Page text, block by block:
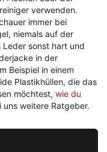
verwenden.
immer bei
niemals auf der
sonst hart und
in der
Beispiel in einem
Plastikhüllen, die das
möchtest, wie du
weitere Ratgeber.